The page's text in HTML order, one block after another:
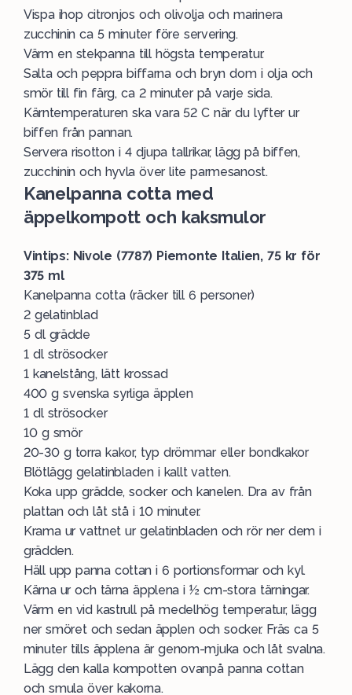
Vispa ihop citronjos och olivolja och marinera
zucchinin ca 5 minuter före servering.
Värm en stekpanna till högsta temperatur.
Salta och peppra biffarna och bryn dom i olja och
smör till fin färg, ca 2 minuter på varje sida.
Kärntemperaturen ska vara 52 C när du lyfter ur
biffen från pannan.
Servera risotton i 4 djupa tallrikar, lägg på biffen,
zucchinin och hyvla över lite parmesanost.
Kanelpanna cotta med
äppelkompott och kaksmulor
Vintips: Nivole (7787) Piemonte Italien, 75 kr för
375 ml
Kanelpanna cotta (räcker till 6 personer)
2 gelatinblad
5 dl grädde
1 dl strösocker
1 kanelstång, lätt krossad
400 g svenska syrliga äpplen
1 dl strösocker
10 g smör
20-30 g torra kakor, typ drömmar eller bondkakor
Blötlägg gelatinbladen i kallt vatten.
Koka upp grädde, socker och kanelen. Dra av från
plattan och låt stå i 10 minuter.
Krama ur vattnet ur gelatinbladen och rör ner dem i
grädden.
Häll upp panna cottan i 6 portionsformar och kyl.
Kärna ur och tärna äpplena i ½ cm-stora tärningar.
Värm en vid kastrull på medelhög temperatur, lägg
ner smöret och sedan äpplen och socker. Fräs ca 5
minuter tills äpplena är genom-mjuka och låt svalna.
Lägg den kalla kompotten ovanpå panna cottan
och smula över kakorna.